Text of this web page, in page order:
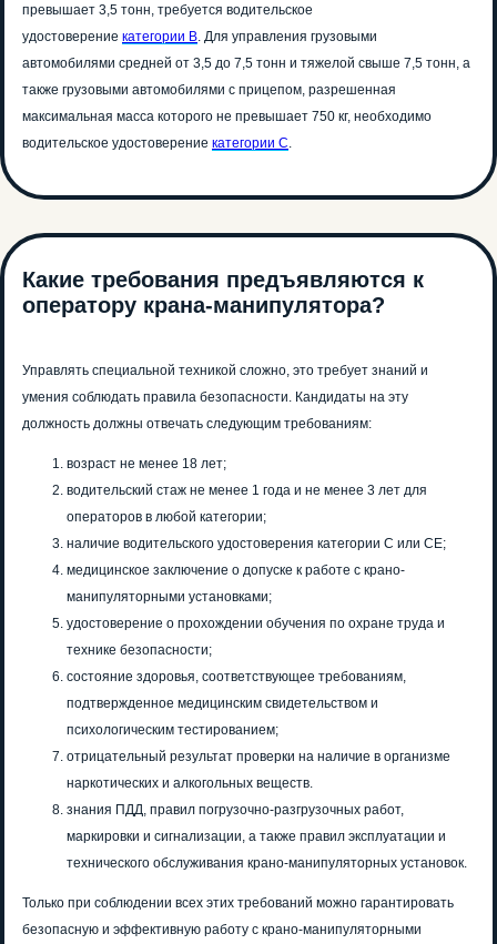
превышает 3,5 тонн, требуется водительское
удостоверение категории B. Для управления грузовыми
автомобилями средней от 3,5 до 7,5 тонн и тяжелой свыше 7,5 тонн, а
также грузовыми автомобилями с прицепом, разрешенная
максимальная масса которого не превышает 750 кг, необходимо
водительское удостоверение категории C.
Какие требования предъявляются к
оператору крана-манипулятора?
Управлять специальной техникой сложно, это требует знаний и
умения соблюдать правила безопасности. Кандидаты на эту
должность должны отвечать следующим требованиям:
возраст не менее 18 лет;
водительский стаж не менее 1 года и не менее 3 лет для
операторов в любой категории;
наличие водительского удостоверения категории C или CE;
медицинское заключение о допуске к работе с крано-
манипуляторными установками;
удостоверение о прохождении обучения по охране труда и
технике безопасности;
состояние здоровья, соответствующее требованиям,
подтвержденное медицинским свидетельством и
психологическим тестированием;
отрицательный результат проверки на наличие в организме
наркотических и алкогольных веществ.
знания ПДД, правил погрузочно-разгрузочных работ,
маркировки и сигнализации, а также правил эксплуатации и
технического обслуживания крано-манипуляторных установок.
Только при соблюдении всех этих требований можно гарантировать
безопасную и эффективную работу с крано-манипуляторными